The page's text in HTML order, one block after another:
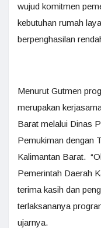
wujud komitmen
kebutuhan rumah
berpenghasilan
Menurut Gutmen
merupakan
Barat melalui Dinas
Pemukiman dengan
Kalimantan Barat.
Pemerintah Daerah
terima kasih dan
terlaksananya
ujarnya.